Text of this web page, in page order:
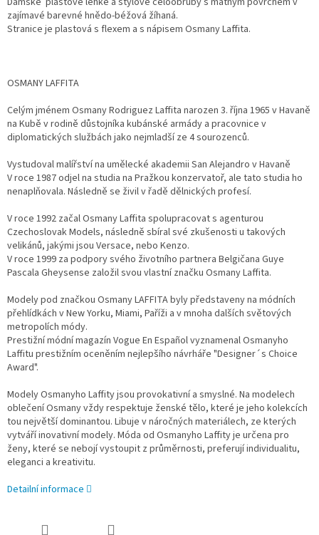
zajímavé barevné hnědo-béžová žíhaná.
Stranice je plastová s flexem a s nápisem Osmany Laffita.
OSMANY LAFFITA
Celým jménem Osmany Rodriguez Laffita narozen 3. října 1965 v Havaně
na Kubě v rodině důstojníka kubánské armády a pracovnice v
diplomatických službách jako nejmladší ze 4 sourozenců.
Vystudoval malířství na umělecké akademii San Alejandro v Havaně
V roce 1987 odjel na studia na Pražkou konzervatoř, ale tato studia ho
nenaplňovala. Následně se živil v řadě dělnických profesí.
V roce 1992 začal Osmany Laffita spolupracovat s agenturou
Czechoslovak Models, následně sbíral své zkušenosti u takových
velikánů, jakými jsou Versace, nebo Kenzo.
V roce 1999 za podpory svého životního partnera Belgičana Guye
Pascala Gheysense založil svou vlastní značku Osmany Laffita.
Modely pod značkou Osmany LAFFITA byly představeny na módních
přehlídkách v New Yorku, Miami, Paříži a v mnoha dalších světových
metropolích módy.
Prestižní módní magazín Vogue En Español vyznamenal Osmanyho
Laffitu prestižním oceněním nejlepšího návrháře "Designer´s Choice
Award".
Modely Osmanyho Laffity jsou provokativní a smyslné. Na modelech
oblečení Osmany vždy respektuje ženské tělo, které je jeho kolekcích
tou největší dominantou. Libuje v náročných materiálech, ze kterých
vytváří inovativní modely. Móda od Osmanyho Laffity je určena pro
ženy, které se nebojí vystoupit z průměrnosti, preferují individualitu,
eleganci a kreativitu.
Detailní informace